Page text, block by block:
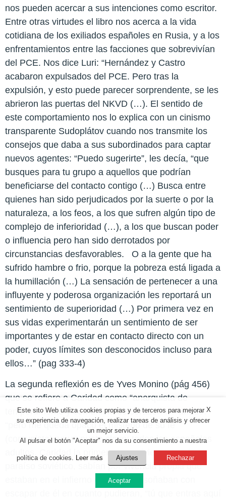
nos pueden acercar a sus intenciones como escritor.
Entre otras virtudes el libro nos acerca a la vida
cotidiana de los exiliados españoles en Rusia, y a los
enfrentamientos entre las facciones que sobrevivían
del PCE. Nos dice Luri: “Hernández y Castro
acabaron expulsados del PCE. Pero tras la
expulsión, y esto puede parecer sorprendente, se les
abrieron las puertas del NKVD (…). El sentido de
este comportamiento nos lo explica con un cinismo
transparente Sudoplátov cuando nos transmite los
consejos que daba a sus subordinados para captar
nuevos agentes: “Puedo sugerirte”, les decía, “que
busques para tu grupo a aquellos que podrían
beneficiarse del contacto contigo (…) Busca entre
quienes han sido perjudicados por la suerte o por la
naturaleza, a los feos, a los que sufren algún tipo de
complejo de inferioridad (…), a los que buscan poder
o influencia pero han sido derrotados por
circunstancias desfavorables. O a la gente que ha
sufrido hambre o frio, porque la pobreza está ligada a
la humillación (…) La sensación de pertenecer a una
influyente y poderosa organización les reportará un
sentimiento de superioridad (…) Por primera vez en
sus vidas experimentarán un sentimiento de ser
importantes y de estar en contacto directo con un
poder, cuyos límites son desconocidos incluso para
ellos…” (pag 333-4)
La segunda reflexión es de Yves Monino (pág 456)
que se refiere a Caridad como “anarquista de
temperamento y comunista de corazón”. Y añade:
“pero me queda opaco el misterio de su fe
(comunista) en un punto clave: todos los españoles
adultos, Caridad la primera, que vivieron en el
paraíso soviético, sabían por vivencia propia que
estaban en el infierno de Dante, y soñaban con
X
Este sito Web utiliza cookies propias y de terceros para mejorar
su experiencia de navegación, realizar tareas de análisis y ofrecer
un mejor servicio.
Al pulsar el botón "Aceptar" nos da su consentimiento a nuestra
política de cookies. Leer más Ajustes Rechazar
Aceptar